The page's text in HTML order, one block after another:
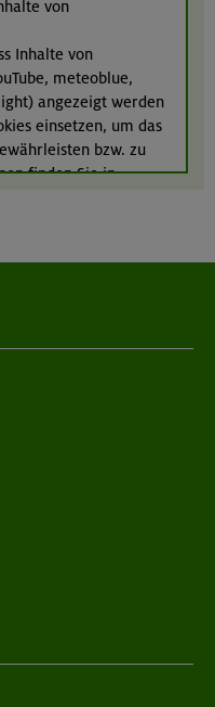
von
Inhalte von
meteoblue,
angezeigt werden
einsetzen, um das
bzw. zu
finden Sie in